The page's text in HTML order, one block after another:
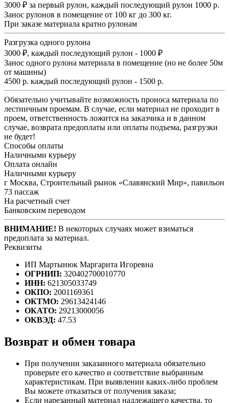
3000 ₽ за первый рулон, каждый последующий рулон 1000 р.
Занос рулонов в помещение от 100 кг до 300 кг.
При заказе материала кратно рулонам
Разгрузка одного рулона
3000 ₽, каждый последующий рулон - 1000 ₽
Занос одного рулона материала в помещение (но не более 50м
от машины)
4500 р. каждый последующий рулон - 1500 р.
Обязательно учитывайте возможность проноса материала по
лестничным проемам. В случае, если материал не проходит в
проем, ответственность ложится на заказчика и в данном
случае, возврата предоплаты или оплаты подъема, разгрузки
не будет!
Способы оплаты
Наличными курьеру
Оплата онлайн
Наличными курьеру
г Москва, Строительный рынок «Славянский Мир», павильон
73 пассаж
На расчетный счет
Банковским переводом
ВНИМАНИЕ! В некоторых случаях может взиматься
предоплата за материал.
Реквизиты
ИП Мартынюк Маргарита Игоревна
ОГРНИП: 320402700010770
ИНН: 621305033749
ОКПО: 2001169361
ОКТМО: 29613424146
ОКАТО: 29213000056
ОКВЭД: 47.53
Возврат и обмен товара
При получении заказанного материала обязательно
проверьте его качество и соответствие выбранным
характеристикам. При выявлении каких-либо проблем
Вы можете отказаться от получения заказа;
Если нарезанный материал надлежащего качества, то